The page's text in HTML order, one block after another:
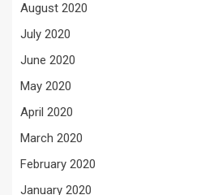
August 2020
July 2020
June 2020
May 2020
April 2020
March 2020
February 2020
January 2020